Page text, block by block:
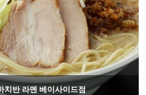
치반 라멘 베이사이드점